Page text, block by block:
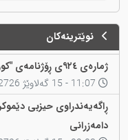
نوێترینەکان
ژمارەی ٩٢٤ی ڕۆژنامەی "کوردستان" چاپ و بڵاو بووە
دامەزرانی